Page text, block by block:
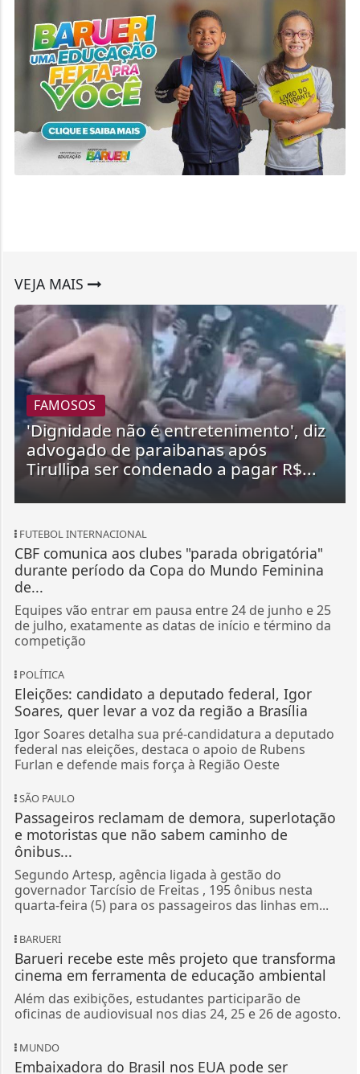
VEJA MAIS
FAMOSOS
'Dignidade não é entretenimento', diz
advogado de paraibanas após
Tirullipa ser condenado a pagar R$...
FUTEBOL INTERNACIONAL
CBF comunica aos clubes "parada obrigatória"
durante período da Copa do Mundo Feminina
de...
Equipes vão entrar em pausa entre 24 de junho e 25
de julho, exatamente as datas de início e término da
competição
POLÍTICA
Eleições: candidato a deputado federal, Igor
Soares, quer levar a voz da região a Brasília
Igor Soares detalha sua pré-candidatura a deputado
federal nas eleições, destaca o apoio de Rubens
Furlan e defende mais força à Região Oeste
SÃO PAULO
Passageiros reclamam de demora, superlotação
e motoristas que não sabem caminho de
ônibus...
Segundo Artesp, agência ligada à gestão do
governador Tarcísio de Freitas , 195 ônibus nesta
quarta-feira (5) para os passageiros das linhas em...
BARUERI
Barueri recebe este mês projeto que transforma
cinema em ferramenta de educação ambiental
Além das exibições, estudantes participarão de
oficinas de audiovisual nos dias 24, 25 e 26 de agosto.
MUNDO
Embaixadora do Brasil nos EUA pode ser